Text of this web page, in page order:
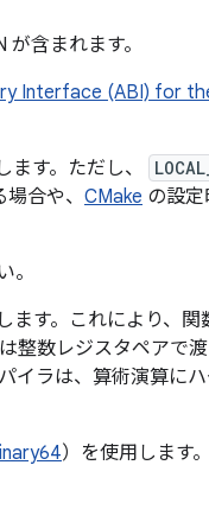
含まれます。
Interface (ABI) for
す。ただし、
合や、 CMake の設
。
ます。これにより、
整数レジスタペアで
イラは、算術演算に
）を使用します。